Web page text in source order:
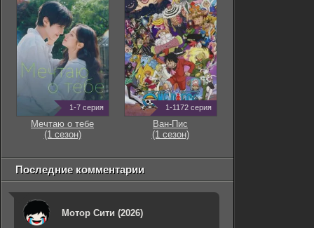
1-7 серия
Мечтаю о тебе
(1 сезон)
1-1172 серия
Ван-Пис
(1 сезон)
Последние комментарии
Мотор Сити (2026)